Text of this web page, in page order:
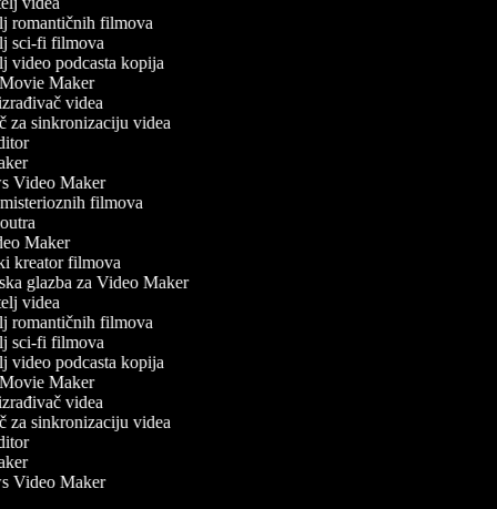
romantičnih filmova
sci-fi filmova
video podcasta kopija
Maker
videa
za sinkronizaciju videa
Video Maker
filmova
Maker
kreator filmova
glazba za Video Maker
videa
romantičnih filmova
sci-fi filmova
video podcasta kopija
Maker
videa
za sinkronizaciju videa
Video Maker